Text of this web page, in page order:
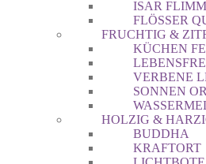
ISAR
FLÖSSER
FRUCHTIG &
KÜCHEN
VERBENE
SONNEN
HOLZIG &
BUDDHA
KRAFTORT